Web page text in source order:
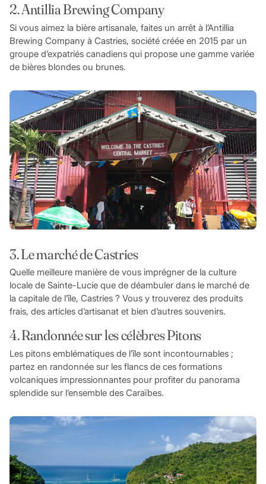
2. Antillia Brewing Company
Si vous aimez la bière artisanale, faites un arrêt à l’Antillia
Brewing Company à Castries, société créée en 2015 par un
groupe d’expatriés canadiens qui propose une gamme variée
de bières blondes ou brunes.
3. Le marché de Castries
Quelle meilleure manière de vous imprégner de la culture
locale de Sainte-Lucie que de déambuler dans le marché de
la capitale de l’île, Castries ? Vous y trouverez des produits
frais, des articles d’artisanat et bien d’autres souvenirs.
4. Randonnée sur les célèbres Pitons
Les pitons emblématiques de l’île sont incontournables ;
partez en randonnée sur les flancs de ces formations
volcaniques impressionnantes pour profiter du panorama
splendide sur l’ensemble des Caraïbes.